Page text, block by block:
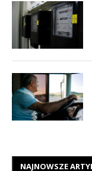
NAJNOWSZE